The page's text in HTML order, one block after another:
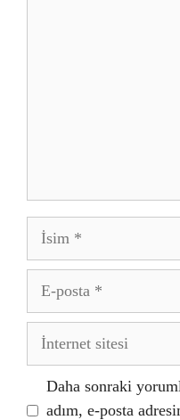
İsim
posta
İnternet
Daha sonraki
adım, e-posta